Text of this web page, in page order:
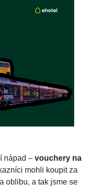
nápad – vouchery na
mohli koupit za
oblibu, a tak jsme se